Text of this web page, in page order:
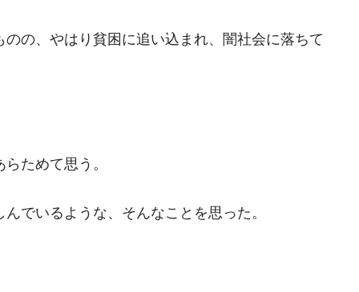
の、やはり貧困に追い込まれ、闇社会に落ちて
ためて思う。
でいるような、そんなことを思った。